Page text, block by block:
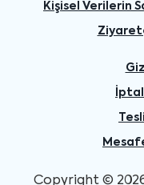
Kişisel Verilerin
Copyright ©